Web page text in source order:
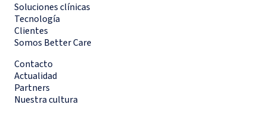
Soluciones clínicas
Tecnología
Clientes
Somos Better Care
Contacto
Actualidad
Partners
Nuestra cultura